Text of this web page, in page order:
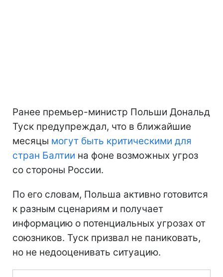
Ранее премьер-министр Польши Дональд
Туск предупреждал, что в ближайшие
месяцы могут быть критическими для
стран Балтии на фоне возможных угроз
со стороны России.
По его словам, Польша активно готовится
к разным сценариям и получает
информацию о потенциальных угрозах от
союзников. Туск призвал не паниковать,
но не недооценивать ситуацию.